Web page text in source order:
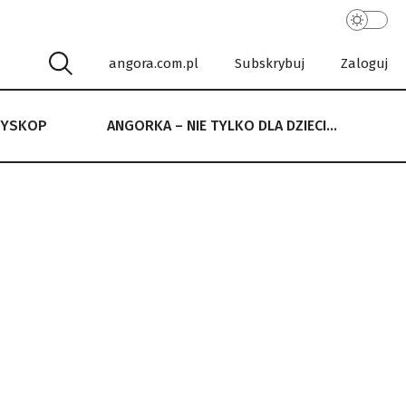
angora.com.pl Subskrybuj Zaloguj
ANGORKA – NIE TYLKO DLA DZIECI…
NIE TYLKO DLA DZIECI…